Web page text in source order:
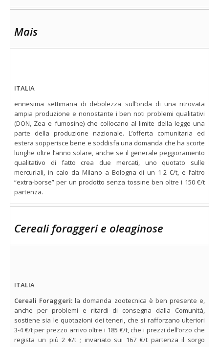
Mais
ITALIA
ennesima settimana di debolezza sull’onda di una ritrovata
ampia produzione e nonostante i ben noti problemi qualitativi
(DON, Zea e fumosine) che collocano al limite della legge una
parte della produzione nazionale. L’offerta comunitaria ed
estera sopperisce bene e soddisfa una domanda che ha scorte
lunghe oltre l’anno solare, anche se il generale peggioramento
qualitativo di fatto crea due mercati, uno quotato sulle
mercuriali, in calo da Milano a Bologna di un 1-2 €/t, e l’altro
“extra-borse” per un prodotto senza tossine ben oltre i 150 €/t
partenza.
Cereali foraggeri e oleaginose
ITALIA
Cereali Foraggeri:la domanda zootecnica è ben presente e,
anche per problemi e ritardi di consegna dalla Comunità,
sostiene sia le quotazioni dei teneri, che si rafforzano ulteriori
3-4 €/t per prezzo arrivo oltre i 185 €/t, che i prezzi dell’orzo che
regista un più 2 €/t ; invariato sui 167 €/t partenza il sorgo